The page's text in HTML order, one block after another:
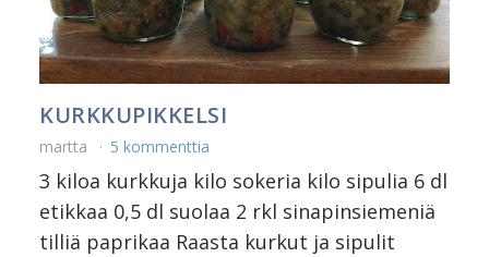
KURKKUPIKKELSI
martta 5 kommenttia
3 kiloa kurkkuja kilo sokeria kilo sipulia 6 dl
etikkaa 0,5 dl suolaa 2 rkl sinapinsiemeniä
tilliä paprikaa Raasta kurkut ja sipulit